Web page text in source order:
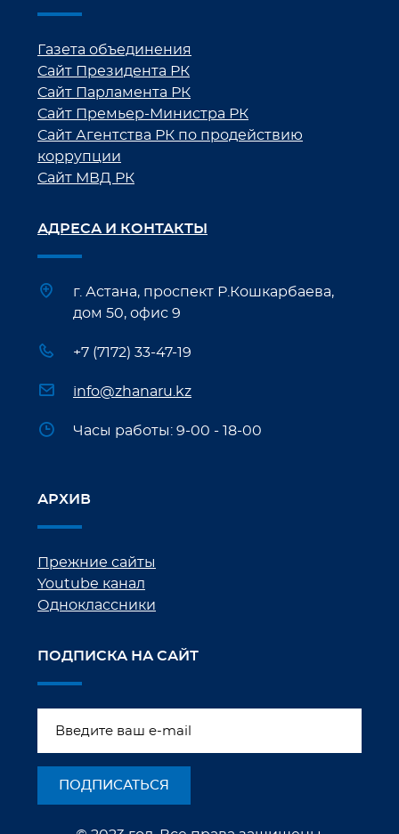
Газета объединения
Сайт Президента РК
Сайт Парламента РК
Сайт Премьер-Министра РК
Сайт Агентства РК по продействию
коррупции
Сайт МВД РК
АДРЕСА И КОНТАКТЫ
г. Астана, проспект Р.Кошкарбаева,
дом 50, офис 9
+7 (7172) 33-47-19
info@zhanaru.kz
Часы работы: 9-00 - 18-00
АРХИВ
Прежние сайты
Youtube канал
Одноклассники
ПОДПИСКА НА САЙТ